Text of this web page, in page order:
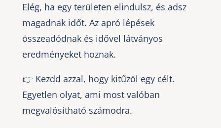
Elég, ha egy területen elindulsz, és adsz
magadnak időt. Az apró lépések
összeadódnak és idővel látványos
eredményeket hoznak.
👉 Kezdd azzal, hogy kitűzöl egy célt.
Egyetlen olyat, ami most valóban
megvalósítható számodra.